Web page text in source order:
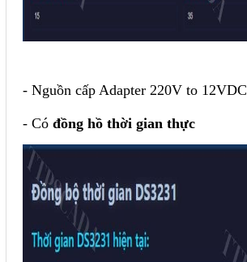
- Nguồn cấp Adapter 220V to 12VDC
- Có đồng hồ thời gian thực